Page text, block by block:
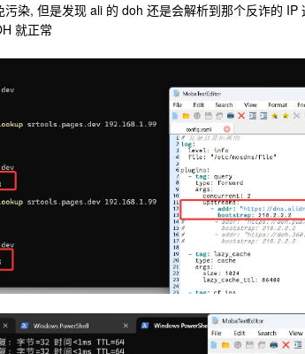
染, 但是发现 ali 的 doh 还是会解析到那个反诈的 IP
就正常